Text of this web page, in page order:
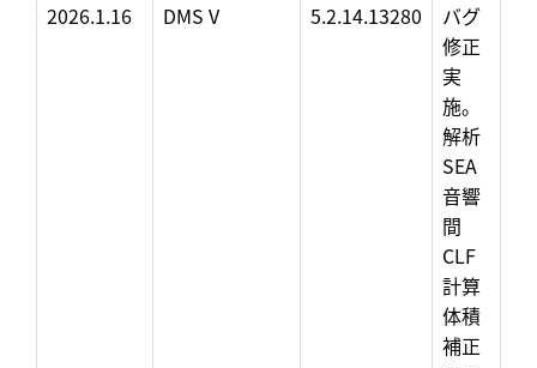
2026.1.16
DMS V 5.2.14.13280
バグ
修正
実
施。
解析
SEA
音響
間
CLF
計算
体積
補正